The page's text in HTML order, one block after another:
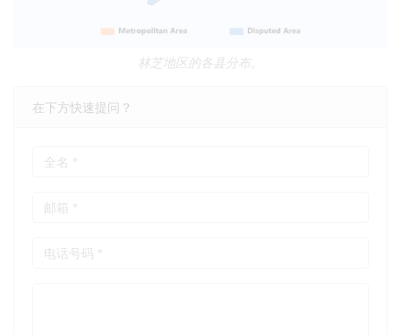
林芝地区的各县分布。
在下方快速提问？